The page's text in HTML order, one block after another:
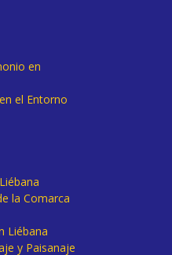
en
el Entorno
la Comarca
Liébana
y Paisanaje